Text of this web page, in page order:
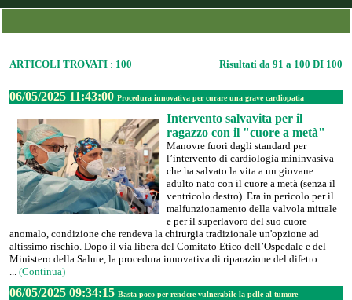
ARTICOLI TROVATI : 100 Risultati da 91 a 100 DI 100
06/05/2025 11:43:00 Procedura innovativa per curare una grave cardiopatia
Intervento salvavita per il
ragazzo con il "cuore a metà"
Manovre fuori dagli standard per
l’intervento di cardiologia mininvasiva
che ha salvato la vita a un giovane
adulto nato con il cuore a metà (senza il
ventricolo destro). Era in pericolo per il
malfunzionamento della valvola mitrale
e per il superlavoro del suo cuore
anomalo, condizione che rendeva la chirurgia tradizionale un'opzione ad
altissimo rischio. Dopo il via libera del Comitato Etico dell’Ospedale e del
Ministero della Salute, la procedura innovativa di riparazione del difetto
... (Continua)
06/05/2025 09:34:15 Basta poco per rendere vulnerabile la pelle al tumore